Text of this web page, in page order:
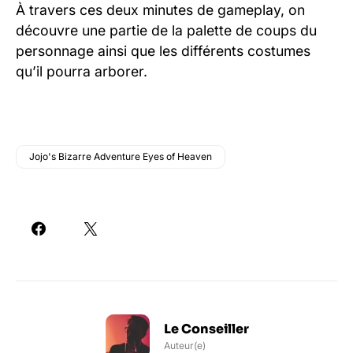
À travers ces deux minutes de gameplay, on
découvre une partie de la palette de coups du
personnage ainsi que les différents costumes
qu’il pourra arborer.
Jojo's Bizarre Adventure Eyes of Heaven
Le Conseiller
Auteur(e)